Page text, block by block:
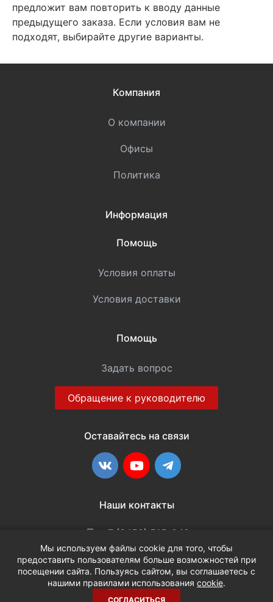
предложит вам повторить к вводу данные
предыдущего заказа. Если условия вам не
подходят, выбирайте другие варианты.
Мы используем файлы cookie для того, чтобы
предоставить пользователям больше возможностей при
посещении сайта. Пользуясь сайтом, вы соглашаетесь с
нашими правилами использования cookie.
СОГЛАСИТЬСЯ
Компания
О компании
Офисы
Политика
Информация
Помощь
Условия оплаты
Условия доставки
Помощь
Задать вопрос
Обращение к руководителю
Оставайтесь на связи
ВКонтакте
YouTubeTelegram
Наши контакты
+7 (3452) 515-048
info@terria.ru